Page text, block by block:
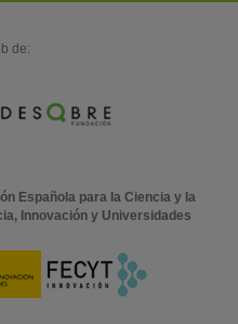
de:
Española para la Ciencia y la
Innovación y Universidades